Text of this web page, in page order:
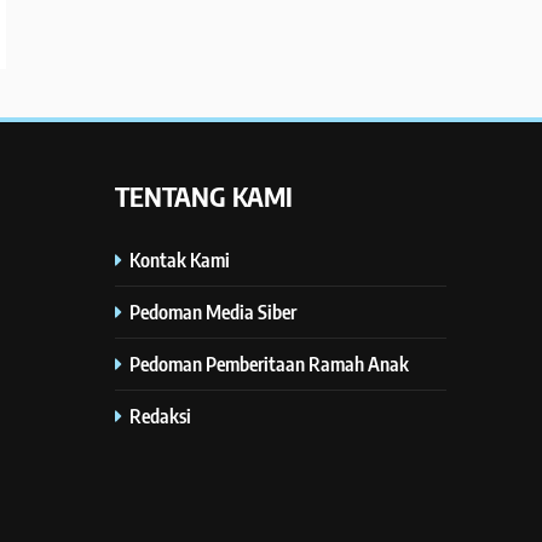
TENTANG KAMI
Kontak Kami
Pedoman Media Siber
Pedoman Pemberitaan Ramah Anak
Redaksi